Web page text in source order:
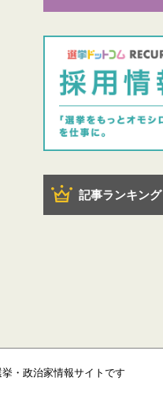
記事ランキング
・政治家情報サイトです